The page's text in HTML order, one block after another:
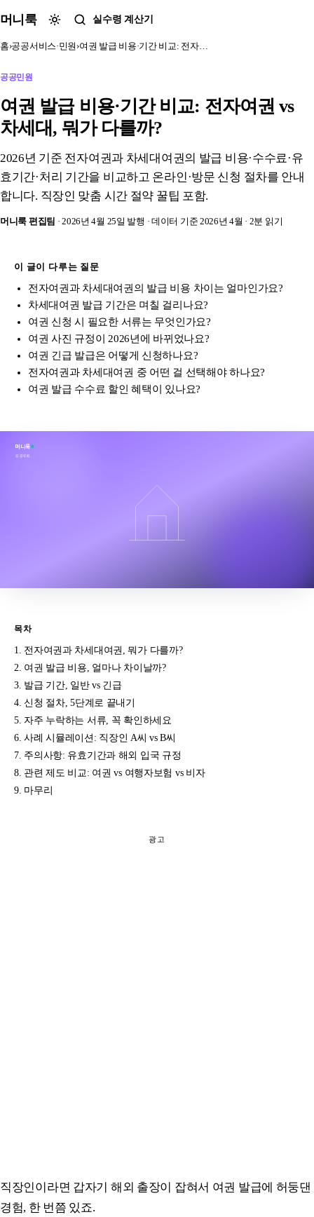
머니룩 실수령 계산기
홈›공공서비스·민원 ›여권 발급 비용·기간 비교: 전자…
공공민원
여권 발급 비용·기간 비교: 전자여권 vs
차세대, 뭐가 다를까?
2026년 기준 전자여권과 차세대여권의 발급 비용·수수료·유
효기간·처리 기간을 비교하고 온라인·방문 신청 절차를 안내
합니다. 직장인 맞춤 시간 절약 꿀팁 포함.
머니룩 편집팀 · 2026년 4월 25일 발행 · 데이터 기준 2026년 4월 · 2분 읽기
이 글이 다루는 질문
전자여권과 차세대여권의 발급 비용 차이는 얼마인가요?
차세대여권 발급 기간은 며칠 걸리나요?
여권 신청 시 필요한 서류는 무엇인가요?
여권 사진 규정이 2026년에 바뀌었나요?
여권 긴급 발급은 어떻게 신청하나요?
전자여권과 차세대여권 중 어떤 걸 선택해야 하나요?
여권 발급 수수료 할인 혜택이 있나요?
머니룩
공공민원
목차
전자여권과 차세대여권, 뭐가 다를까?
여권 발급 비용, 얼마나 차이날까?
발급 기간, 일반 vs 긴급
신청 절차, 5단계로 끝내기
자주 누락하는 서류, 꼭 확인하세요
사례 시뮬레이션: 직장인 A씨 vs B씨
주의사항: 유효기간과 해외 입국 규정
관련 제도 비교: 여권 vs 여행자보험 vs 비자
마무리
광고
직장인이라면 갑자기 해외 출장이 잡혀서 여권 발급에 허둥댄
경험, 한 번쯤 있죠.